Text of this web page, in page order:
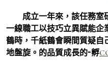
成立一年來，該任務室
一線職工以技巧立異賦能企
鶴時，千紙鶴會瞬間質疑自
地盤旋。的品質成長的“孵